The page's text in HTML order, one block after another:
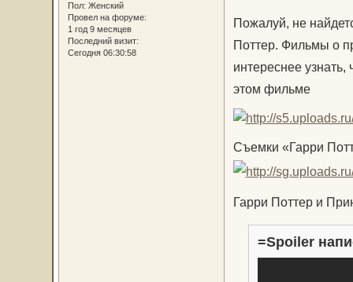
Пол: Женский
Провел на форуме:
1 год 9 месяцев
Последний визит:
Сегодня 06:30:58
Пожалуй, не
Поттер. Фильмы о
интереснее
этом фильме
Съемки «Гарри
Гарри Поттер и
=Spoiler